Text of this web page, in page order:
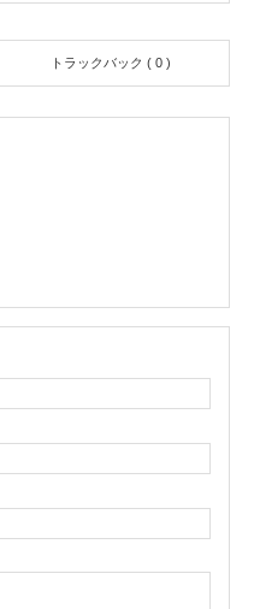
トラックバック ( 0 )